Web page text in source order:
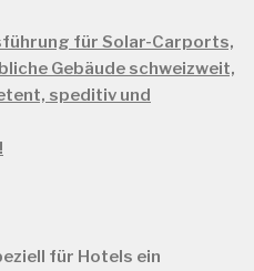
für Solar-Carports,
Gebäude schweizweit,
speditiv und
für Hotels ein